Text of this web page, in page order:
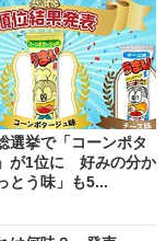
選挙で「コーンポタ
が1位に 好みの分か
とう味」も5...